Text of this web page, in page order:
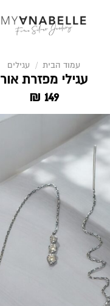
עמוד הבית / עגילים
עגילי מפזרת אור
149
₪